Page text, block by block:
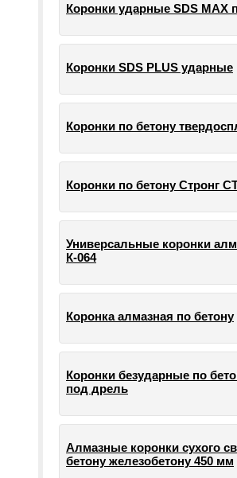
Коронки ударные SDS MAX
Коронки SDS PLUS ударные
Коронки по бетону
Коронки по бетону Стронг
Универсальные коронки
К-064
Коронка алмазная по бетону
Коронки безударные по
под дрель
Алмазные коронки сухого
бетону железобетону 450 мм